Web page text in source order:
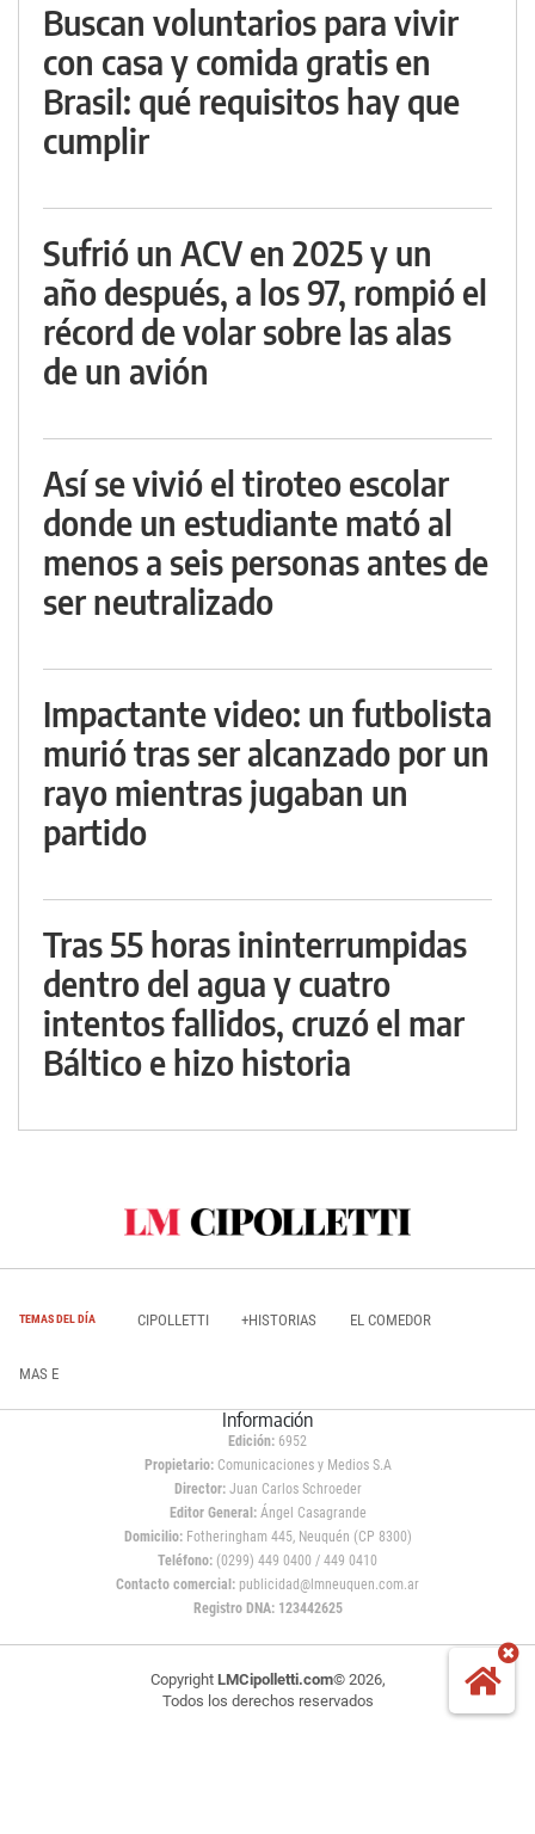
Buscan voluntarios para vivir
con casa y comida gratis en
Brasil: qué requisitos hay que
cumplir
Sufrió un ACV en 2025 y un
año después, a los 97, rompió el
récord de volar sobre las alas
de un avión
Así se vivió el tiroteo escolar
donde un estudiante mató al
menos a seis personas antes de
ser neutralizado
Impactante video: un futbolista
murió tras ser alcanzado por un
rayo mientras jugaban un
partido
Tras 55 horas ininterrumpidas
dentro del agua y cuatro
intentos fallidos, cruzó el mar
Báltico e hizo historia
TEMAS DEL DÍA CIPOLLETTI +HISTORIAS EL COMEDOR
MAS E
Información
Edición: 6952
Propietario:Comunicaciones y Medios S.A
Director: Juan Carlos Schroeder
Editor General:Ángel Casagrande
Domicilio:Fotheringham 445, Neuquén (CP 8300)
Teléfono: (0299) 449 0400 / 449 0410
Contacto comercial: publicidad@lmneuquen.com.ar
Registro DNA: 123442625
Copyright LMCipolletti.com© 2026,
Todos los derechos reservados